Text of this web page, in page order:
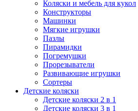
Коляски и мебель для кукол
Конструкторы
Машинки
Мягкие игрушки
Пазлы
Пирамидки
Погремушки
Прорезыватели
Развивающие игрушки
Сортеры
Детские коляски
Детские коляски 2 в 1
Детские коляски 3 в 1